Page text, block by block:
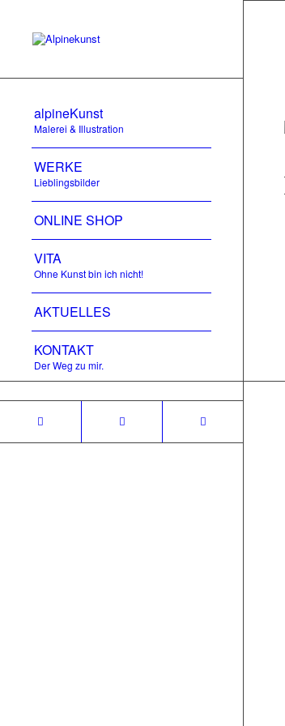
alpineKunst
Malerei & Illustration
WERKE
Lieblingsbilder
ONLINE SHOP
VITA
Ohne Kunst bin ich nicht!
AKTUELLES
KONTAKT
Der Weg zu mir.